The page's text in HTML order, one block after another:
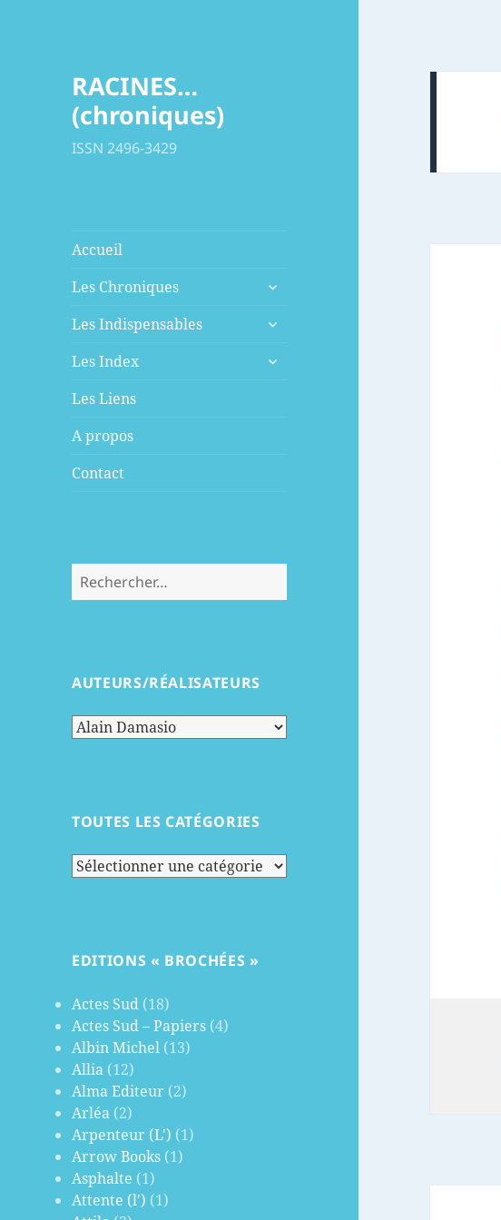
RACINES…
(chroniques)
ISSN 2496-3429
Accueil
Les Chroniques
ouvrir
sous-
Les Indispensables
ouvrir
sous-
Les Index
ouvrir
Les Liens
A propos
Contact
Rechercher :
AUTEURS/RÉALISATEURS
TOUTES LES CATÉGORIES
Toutes
EDITIONS « BROCHÉES »
Actes Sud (18)
Actes Sud – Papiers (4)
Albin Michel (13)
Allia (12)
Alma Editeur (2)
Arléa (2)
Arpenteur (L') (1)
Arrow Books (1)
Asphalte (1)
Attente (l') (1)